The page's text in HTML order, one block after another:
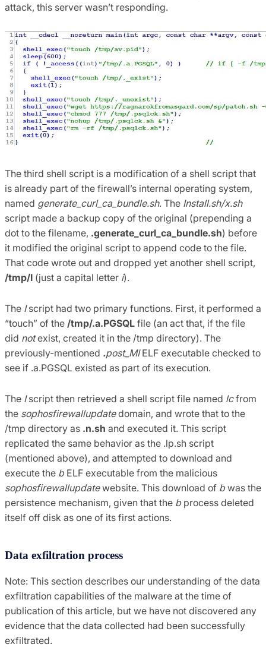
attack, this server wasn’t responding.
The third shell script is a modification of a shell script that
is already part of the firewall’s internal operating system,
named generate_curl_ca_bundle.sh. The Install.sh/x.sh
script made a backup copy of the original (prepending a
dot to the filename, .generate_curl_ca_bundle.sh) before
it modified the original script to append code to the file.
That code wrote out and dropped yet another shell script,
/tmp/I (just a capital letter i).
The Iscript had two primary functions. First, it performed a
“touch” of the /tmp/.a.PGSQL file (an act that, if the file
did notexist, created it in the /tmp directory). The
previously-mentioned .post_MIELF executable checked to
see if .a.PGSQL existed as part of its execution.
The Iscript then retrieved a shell script file named lcfrom
the sophosfirewallupdatedomain, and wrote that to the
/tmp directory as .n.sh and executed it. This script
replicated the same behavior as the .lp.sh script
(mentioned above), and attempted to download and
execute the b ELF executable from the malicious
sophosfirewallupdatewebsite. This download of b was the
persistence mechanism, given that the b process deleted
itself off disk as one of its first actions.
Data exfiltration process
Note: This section describes our understanding of the data
exfiltration capabilities of the malware at the time of
publication of this article, but we have not discovered any
evidence that the data collected had been successfully
exfiltrated.